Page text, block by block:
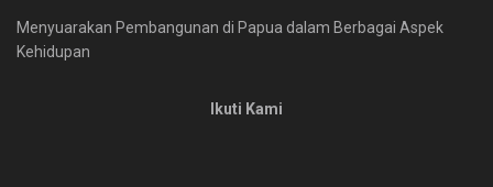
Menyuarakan Pembangunan di Papua dalam Berbagai Aspek
Kehidupan
Ikuti Kami